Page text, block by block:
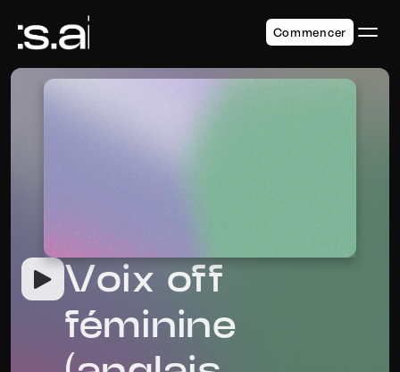
Voix off
féminine
Commencer